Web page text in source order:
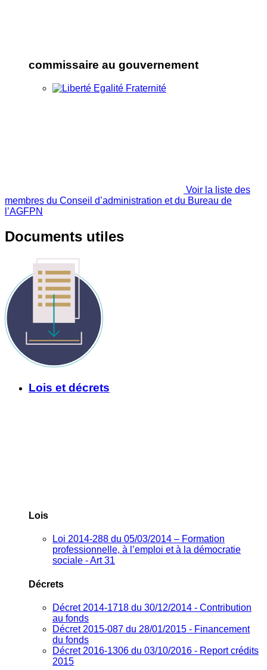
commissaire au gouvernement
Voir la liste des
membres du Conseil d’administration et du Bureau de
l’AGFPN
Documents utiles
Lois et décrets
Lois
Loi 2014-288 du 05/03/2014 – Formation
professionnelle, à l’emploi et à la démocratie
sociale - Art 31
Décrets
Décret 2014-1718 du 30/12/2014 - Contribution
au fonds
Décret 2015-087 du 28/01/2015 - Financement
du fonds
Décret 2016-1306 du 03/10/2016 - Report crédits
2015